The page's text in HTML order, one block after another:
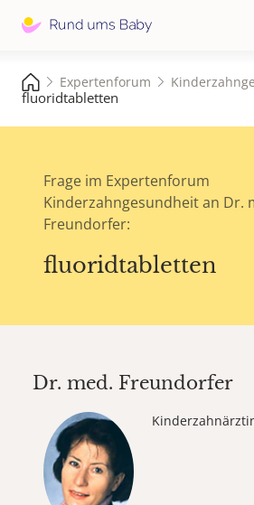
Expertenforum
fluoridtabletten
Frage im Expertenforum
Kinderzahngesundheit an Dr.
Freundorfer:
fluoridtabletten
Dr. med. Freundorfer